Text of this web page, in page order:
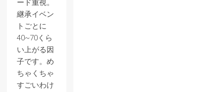
ード重視。
継承イベン
トごとに
40~70くら
い上がる因
子です。め
ちゃくちゃ
すごいわけ